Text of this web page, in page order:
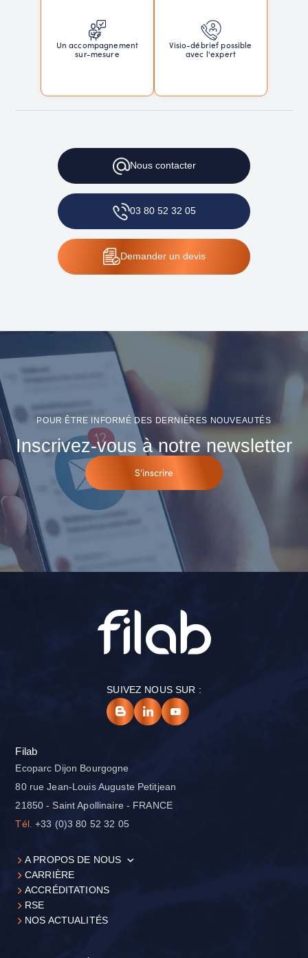
Un accompagnement
sur-mesure
Visio-débrief possible
avec l'expert
Nouscontacter
03 80 52 32 05
Demanderun devis
POUR ÊTRE INFORMÉ DES DERNIÈRES NOUVEAUTÉS
Inscrivez-vous à notre newsletter
S'inscrire
SUIVEZ NOUS SUR :
Filab
Ecoparc Dijon Bourgogne
80 rue Jean-Louis Auguste Petitjean
21850 - Saint Apollinaire - FRANCE
Tél. +33 (0)3 80 52 32 05
A PROPOS DE NOUS
CARRIÈRE
ACCRÉDITATIONS
RSE
NOS ACTUALITÉS